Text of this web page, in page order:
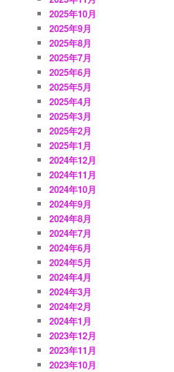
2025年10月
2025年9月
2025年8月
2025年7月
2025年6月
2025年5月
2025年4月
2025年3月
2025年2月
2025年1月
2024年12月
2024年11月
2024年10月
2024年9月
2024年8月
2024年7月
2024年6月
2024年5月
2024年4月
2024年3月
2024年2月
2024年1月
2023年12月
2023年11月
2023年10月